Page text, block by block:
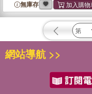
無庫存
網站導航 >>